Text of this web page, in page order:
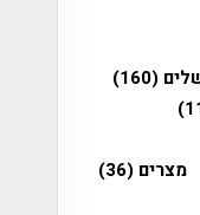
(160)
מצרים (36)